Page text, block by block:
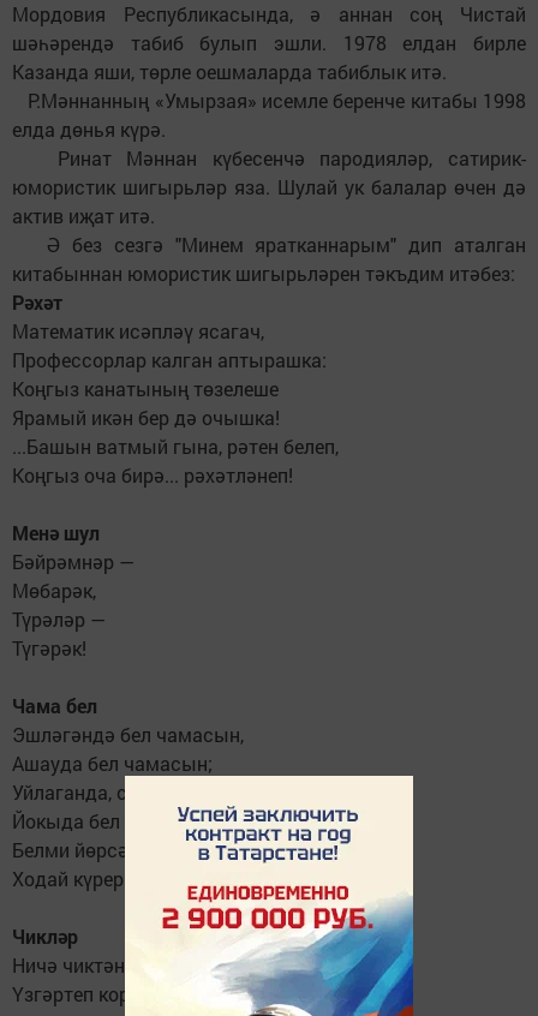
Мордовия Республикасында, ә аннан соң Чистай
шәһәрендә табиб булып эшли. 1978 елдан бирле
Казанда яши, төрле оешмаларда табиблык итә.
Р.Мәннанның «Умырзая» исемле беренче китабы 1998
елда дөнья күрә.
Ринат Мәннан күбесенчә пародияләр, сатирик-
юмористик шигырьләр яза. Шулай ук балалар өчен дә
актив иҗат итә.
Ә без сезгә "Минем яратканнарым" дип аталган
китабыннан юмористик шигырьләрен тәкъдим итәбез:
Рәхәт
Математик исәпләү ясагач,
Профессорлар калган аптырашка:
Коңгыз канатының төзелеше
Ярамый икән бер дә очышка!
...Башын ватмый гына, рәтен белеп,
Коңгыз оча бирә... рәхәтләнеп!
Менә шул
Бәйрәмнәр —
Мөбарәк,
Түрәләр —
Түгәрәк!
Чама бел
Эшләгәндә бел чамасын,
Ашауда бел чамасын;
Уйлаганда, сүз әйткәндә,
Йокыда бел чамасын;
Белми йөрсәң чамасын,
Ходай күрер чарасын!
Чикләр
Ничә чиктән тора икән
Үзгәртеп корулары?